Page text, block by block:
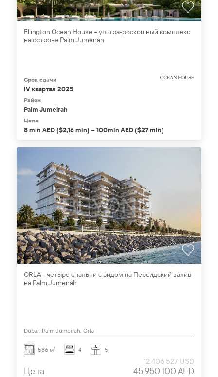
Ellington Ocean House – ультра-роскошный комплекс
на острове Palm Jumeirah
Срок сдачи
IV квартал 2025
Район
Palm Jumeirah
Цена
8 mln AED ($2,16 mln) – 100mln AED ($27 mln)
ORLA - четыре спальни с видом на Персидский залив
на Palm Jumeirah
Dubai, Palm Jumeirah, Orla
586 м² 4 5
Цена
12 406 527 USD
45 950 100 AED